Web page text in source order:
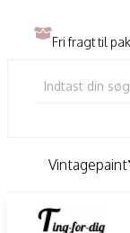
Fri fragt til
Vintagepaint